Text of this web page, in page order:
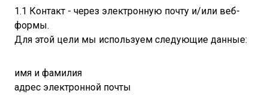
1.1 Контакт - через электронную почту и/или веб-
формы.
Для этой цели мы используем следующие данные:
имя и фамилия
адрес электронной почты